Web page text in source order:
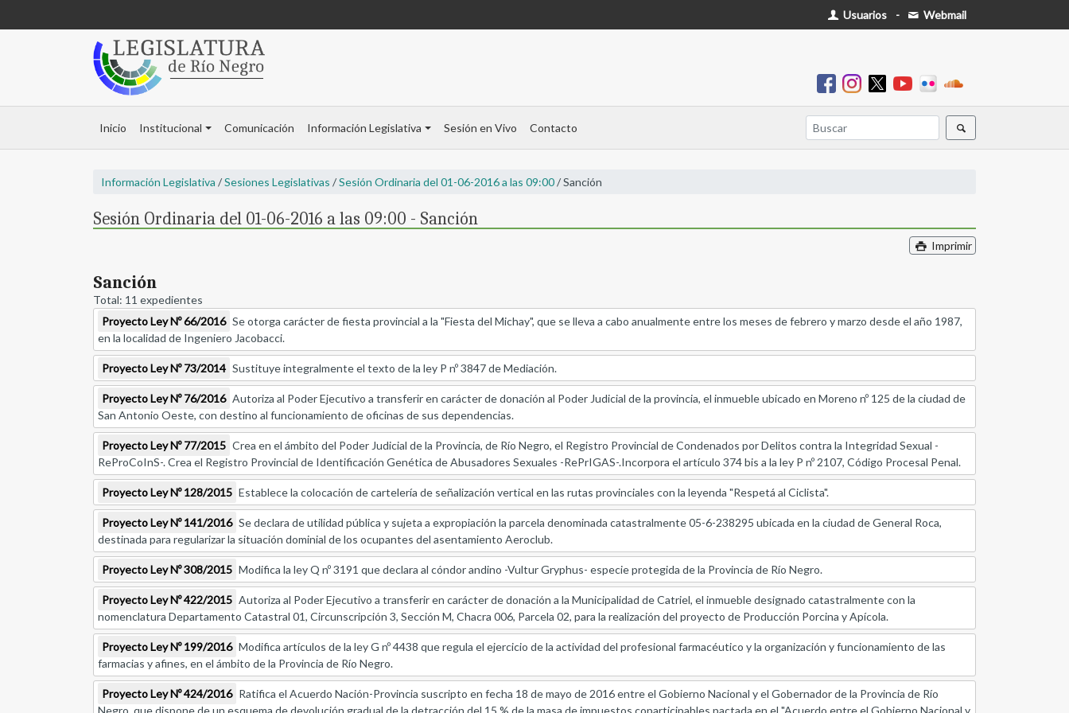
Usuarios - Webmail
Inicio Institucional Comunicación Información Legislativa Sesión en Vivo Contacto
Información Legislativa /Sesiones Legislativas /Sesión Ordinaria del 01-06-2016 a las 09:00/ Sanción
Sesión Ordinaria del 01-06-2016 a las 09:00 - Sanción
Imprimir
Sanción
Total: 11 expedientes
Proyecto Ley Nº 66/2016 Se otorga carácter de fiesta provincial a la "Fiesta del Michay", que se lleva a cabo anualmente entre los meses de febrero y marzo desde el año 1987,
en la localidad de Ingeniero Jacobacci.
Proyecto Ley Nº 73/2014 Sustituye integralmente el texto de la ley P nº 3847 de Mediación.
Proyecto Ley Nº 76/2016 Autoriza al Poder Ejecutivo a transferir en carácter de donación al Poder Judicial de la provincia, el inmueble ubicado en Moreno nº 125 de la ciudad de
San Antonio Oeste, con destino al funcionamiento de oficinas de sus dependencias.
Proyecto Ley Nº 77/2015 Crea en el ámbito del Poder Judicial de la Provincia, de Río Negro, el Registro Provincial de Condenados por Delitos contra la Integridad Sexual -
ReProCoInS-. Crea el Registro Provincial de Identificación Genética de Abusadores Sexuales -RePrIGAS-.Incorpora el artículo 374 bis a la ley P nº 2107, Código Procesal Penal.
Proyecto Ley Nº 128/2015 Establece la colocación de cartelería de señalización vertical en las rutas provinciales con la leyenda "Respetá al Ciclista".
Proyecto Ley Nº 141/2016 Se declara de utilidad pública y sujeta a expropiación la parcela denominada catastralmente 05-6-238295 ubicada en la ciudad de General Roca,
destinada para regularizar la situación dominial de los ocupantes del asentamiento Aeroclub.
Proyecto Ley Nº 308/2015 Modifica la ley Q nº 3191 que declara al cóndor andino -Vultur Gryphus- especie protegida de la Provincia de Río Negro.
Proyecto Ley Nº 422/2015 Autoriza al Poder Ejecutivo a transferir en carácter de donación a la Municipalidad de Catriel, el inmueble designado catastralmente con la
nomenclatura Departamento Catastral 01, Circunscripción 3, Sección M, Chacra 006, Parcela 02, para la realización del proyecto de Producción Porcina y Apícola.
Proyecto Ley Nº 199/2016 Modifica artículos de la ley G nº 4438 que regula el ejercicio de la actividad del profesional farmacéutico y la organización y funcionamiento de las
farmacias y afines, en el ámbito de la Provincia de Río Negro.
Proyecto Ley Nº 424/2016 Ratifica el Acuerdo Nación-Provincia suscripto en fecha 18 de mayo de 2016 entre el Gobierno Nacional y el Gobernador de la Provincia de Río